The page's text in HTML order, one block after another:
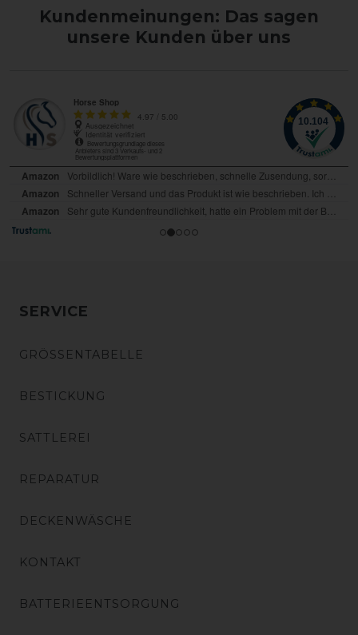
Kundenmeinungen: Das sagen
unsere Kunden über uns
SERVICE
GRÖSSENTABELLE
BESTICKUNG
SATTLEREI
REPARATUR
DECKENWÄSCHE
KONTAKT
BATTERIEENTSORGUNG